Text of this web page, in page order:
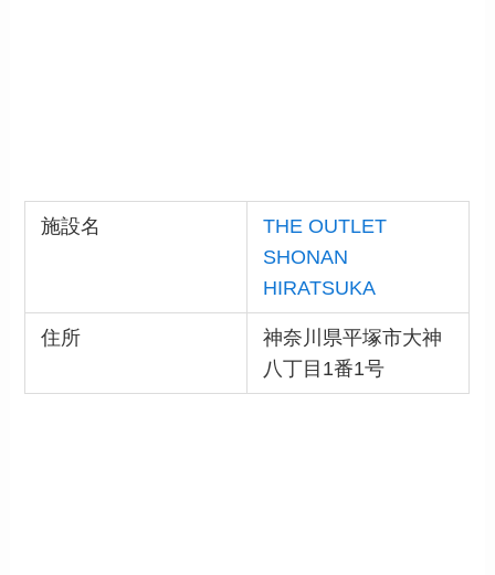
施設名
THE OUTLET
SHONAN
HIRATSUKA
住所
神奈川県平塚市大神
八丁目1番1号